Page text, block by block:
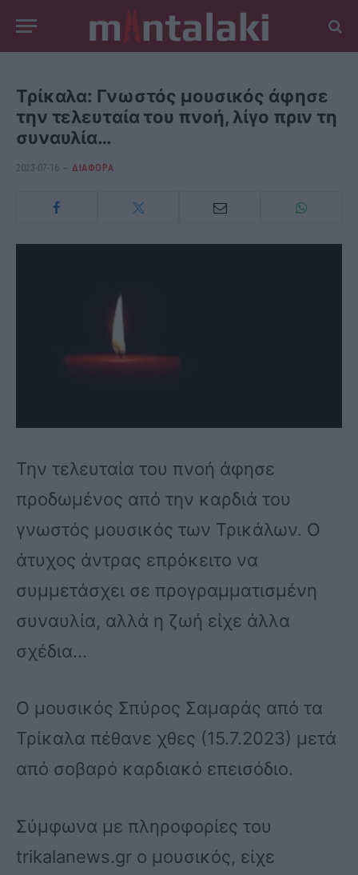
Τρίκαλα: Γνωστός μουσικός άφησε
την τελευταία του πνοή, λίγο πριν τη
συναυλία…
2023-07-16 ΔΙΆΦΟΡΑ
Την τελευταία του πνοή άφησε
προδωμένος από την καρδιά του
γνωστός μουσικός των Τρικάλων. Ο
άτυχος άντρας επρόκειτο να
συμμετάσχει σε προγραμματισμένη
συναυλία, αλλά η ζωή είχε άλλα
σχέδια…
Ο μουσικός Σπύρος Σαμαράς από τα
Τρίκαλα πέθανε χθες (15.7.2023) μετά
από σοβαρό καρδιακό επεισόδιο.
Σύμφωνα με πληροφορίες του
trikalanews.gr ο μουσικός, είχε